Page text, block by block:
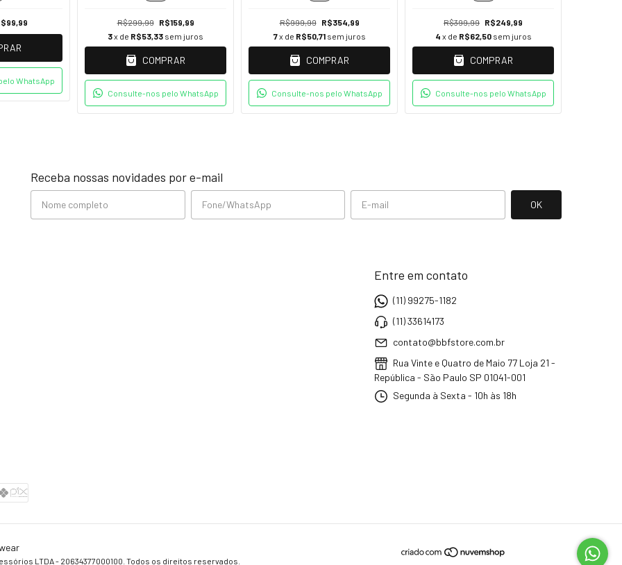
WhatsApp
R$299,99
R$159,99
3x de R$53,33 sem juros
COMPRAR
Consulte-nos pelo WhatsApp
R$999,99
R$354,99
7x de R$50,71 sem juros
COMPRAR
Consulte-nos pelo WhatsApp
R$399,99 R$249,99
4 x de R$62,50 sem juros
COMPRAR
Consulte-nos pelo WhatsApp
Receba nossas novidades por e-mail
Entre em contato
(11) 99275-1182
(11) 33614173
contato@bbfstore.com.br
Rua Vinte e Quatro de Maio 77 Loja 21 -
República - São Paulo SP 01041-001
Segunda à Sexta - 10h às 18h
LTDA - 20634377000100. Todos os direitos reservados.